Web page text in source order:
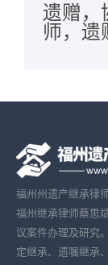
遗赠，
师，遗
福州州遗产继承律
福州继承律师蔡思
议案件办理及研究
定继承、遗嘱继承